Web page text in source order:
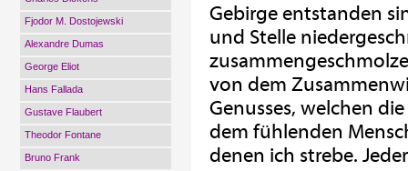
Fjodor M. Dostojewski
Alexandre Dumas
George Eliot
Hans Fallada
Gustave Flaubert
Theodor Fontane
Bruno Frank
Gebirge entstanden
und Stelle
von dem
Genusses, welchen
dem fühlenden
denen ich strebe.